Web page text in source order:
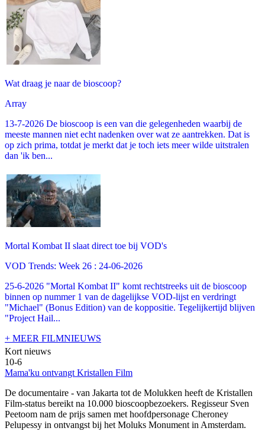
Wat draag je naar de bioscoop?
Array
13-7-2026 De bioscoop is een van die gelegenheden waarbij de
meeste mannen niet echt nadenken over wat ze aantrekken. Dat is
op zich prima, totdat je merkt dat je toch iets meer wilde uitstralen
dan 'ik ben...
Mortal Kombat II slaat direct toe bij VOD's
VOD Trends: Week 26 : 24-06-2026
25-6-2026 "Mortal Kombat II" komt rechtstreeks uit de bioscoop
binnen op nummer 1 van de dagelijkse VOD-lijst en verdringt
"Michael" (Bonus Edition) van de koppositie. Tegelijkertijd blijven
"Project Hail...
+ MEER FILMNIEUWS
Kort nieuws
10-6
Mama'ku ontvangt Kristallen Film
De documentaire - van Jakarta tot de Molukken heeft de Kristallen
Film-status bereikt na 10.000 bioscoopbezoekers. Regisseur Sven
Peetoom nam de prijs samen met hoofdpersonage Cheroney
Pelupessy in ontvangst bij het Moluks Monument in Amsterdam.